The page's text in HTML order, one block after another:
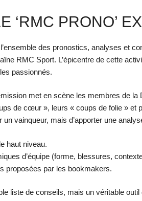
‘RMC PRONO’
des pronostics, analyses et
RMC Sport. L’épicentre de cette
passionnés.
met en scène les membres de la
de cœur », leurs « coups de folie » et
un vainqueur, mais d’apporter une
haut niveau.
d’équipe (forme, blessures,
proposées par les bookmakers.
liste de conseils, mais un véritable outil